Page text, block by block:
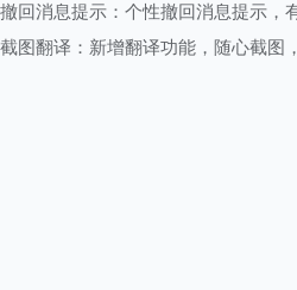
撤回消息提示：个性撤回消息提示，
截图翻译：新增翻译功能，随心截图